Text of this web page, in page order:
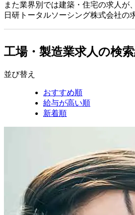
また業界別では建築・住宅の求人が
日研トータルソーシング株式会社の
工場・製造業求人の検
並び替え
おすすめ順
給与が高い順
新着順